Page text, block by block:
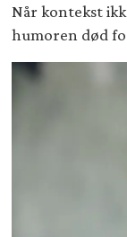
Når kontekst
humoren død